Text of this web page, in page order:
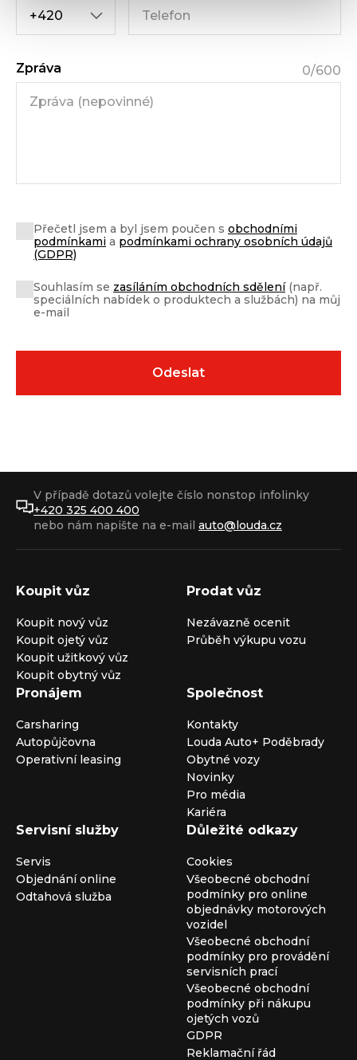
Zpráva 0/600
Přečetl jsem a byl jsem poučen s obchodními
podmínkami a podmínkami ochrany osobních údajů
(GDPR)
Souhlasím se zasíláním obchodních sdělení(např.
speciálních nabídek o produktech a službách) na můj
e-mail
V případě dotazů volejte číslo nonstop infolinky
+420 325 400 400
nebo nám napište na e-mail auto@louda.cz
Koupit vůz
Koupit nový vůz
Koupit ojetý vůz
Koupit užitkový vůz
Koupit obytný vůz
Prodat vůz
Nezávazně ocenit
Průběh výkupu vozu
Pronájem
Carsharing
Autopůjčovna
Operativní leasing
Společnost
Kontakty
Louda Auto+ Poděbrady
Obytné vozy
Novinky
Pro média
Kariéra
Servisní služby
Servis
Objednání online
Odtahová služba
Důležité odkazy
Cookies
Všeobecné obchodní
podmínky pro online
objednávky motorových
vozidel
Všeobecné obchodní
podmínky pro provádění
servisních prací
Všeobecné obchodní
podmínky při nákupu
ojetých vozů
GDPR
Reklamační řád